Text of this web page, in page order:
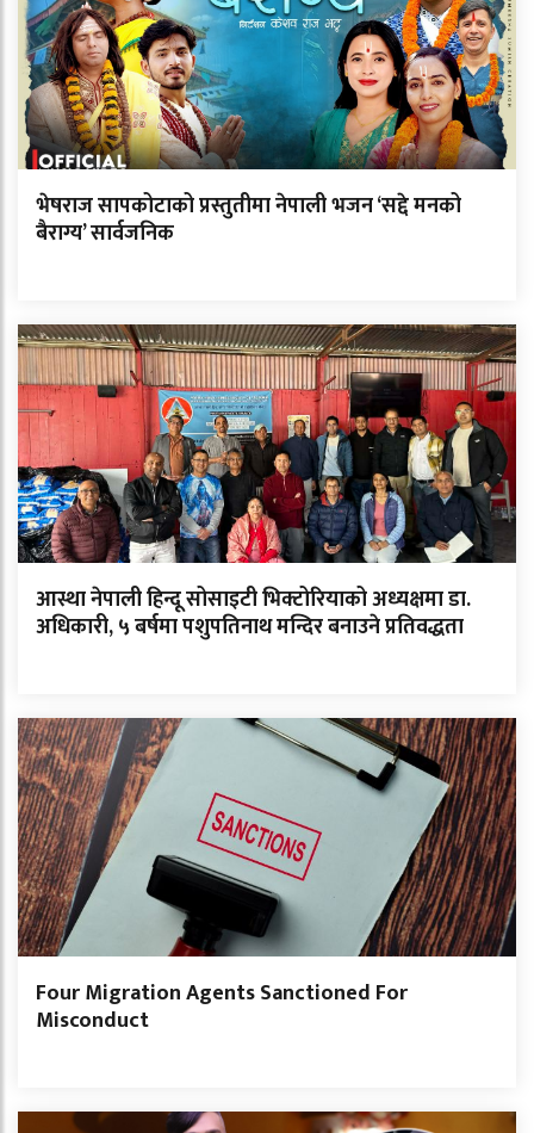
भेषराज सापकोटाको प्रस्तुतीमा नेपाली भजन ‘सद्दे मनको
बैराग्य’ सार्वजनिक
आस्था नेपाली हिन्दू सोसाइटी भिक्टोरियाको अध्यक्षमा डा.
अधिकारी, ५ बर्षमा पशुपतिनाथ मन्दिर बनाउने प्रतिवद्धता
Four Migration Agents Sanctioned For
Misconduct